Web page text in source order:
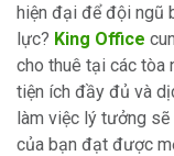
hiện đại để đội ngũ
lực? King Office
cho thuê tại các tòa
tiện ích đầy đủ và
làm việc lý tưởng
của bạn đạt được